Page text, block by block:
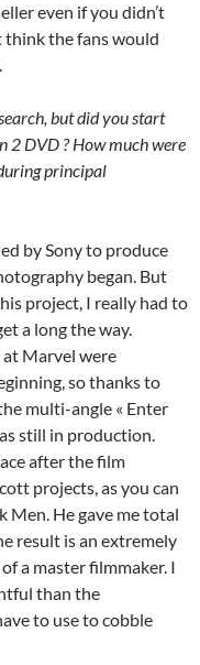
even if you didn’t
think the fans would
but did you start
2 DVD ? How much were
principal
by Sony to produce
began. But
project, I really had to
a long the way.
at Marvel were
so thanks to
multi-angle « Enter
still in production.
after the film
projects, as you can
Men. He gave me total
result is an extremely
a master filmmaker. I
than the
to use to cobble